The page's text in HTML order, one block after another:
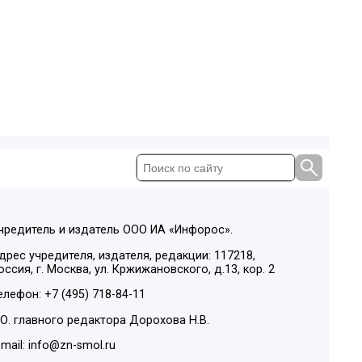
и издатель ООО ИА «Инфорос».
учредителя, издателя, редакции: 117218,
г. Москва, ул. Кржижановского, д.13, кор. 2
+7 (495) 718-84-11
главного редактора Дорохова Н.В.
info@zn-smol.ru